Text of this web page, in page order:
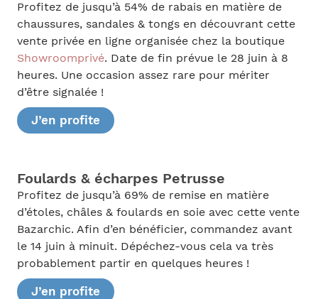
Profitez de jusqu’à 54% de rabais en matière de
chaussures, sandales & tongs en découvrant cette
vente privée en ligne organisée chez la boutique
Showroomprivé. Date de fin prévue le 28 juin à 8
heures. Une occasion assez rare pour mériter
d’être signalée !
J’en profite
Foulards & écharpes Petrusse
Profitez de jusqu’à 69% de remise en matière
d’étoles, châles & foulards en soie avec cette vente
Bazarchic. Afin d’en bénéficier, commandez avant
le 14 juin à minuit. Dépéchez-vous cela va très
probablement partir en quelques heures !
J’en profite